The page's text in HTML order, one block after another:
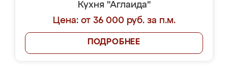
Кухня "Аглаида"
Цена: от 36 000 руб. за п.м.
ПОДРОБНЕЕ